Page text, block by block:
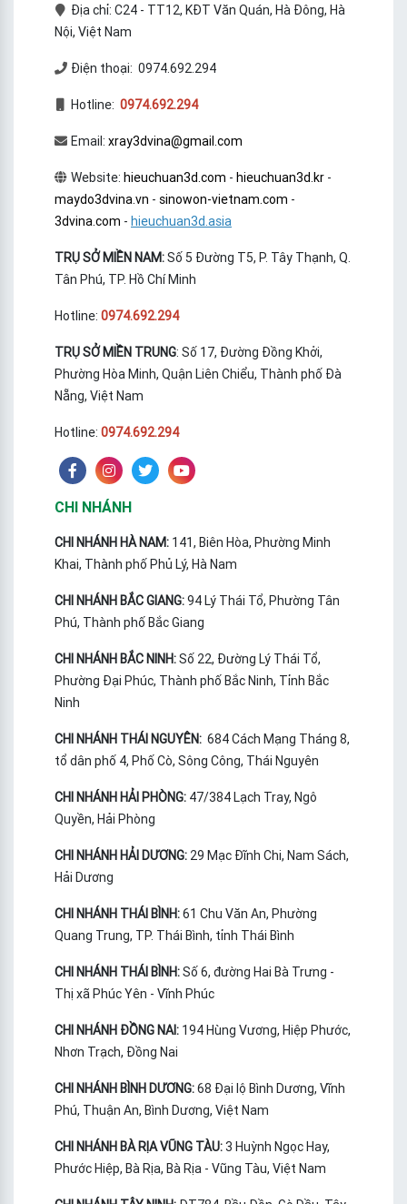
Địa chỉ: C24 - TT12, KĐT Văn Quán, Hà Đông, Hà
Nội, Việt Nam
Điện thoại: 0974.692.294
Hotline: 0974.692.294
Email: xray3dvina@gmail.com
Website: hieuchuan3d.com - hieuchuan3d.kr-
maydo3dvina.vn - sinowon-vietnam.com -
3dvina.com - hieuchuan3d.asia
TRỤ SỞ MIỀN NAM:Số 5 Đường T5, P. Tây Thạnh, Q.
Tân Phú, TP. Hồ Chí Minh
Hotline: 0974.692.294
TRỤ SỞ MIỀN TRUNG: Số 17, Đường Đồng Khởi,
Phường Hòa Minh, Quận Liên Chiểu, Thành phố Đà
Nẵng, Việt Nam
Hotline: 0974.692.294
CHI NHÁNH
CHI NHÁNH HÀ NAM: 141, Biên Hòa, Phường Minh
Khai, Thành phố Phủ Lý, Hà Nam
CHI NHÁNH BẮC GIANG:94 Lý Thái Tổ, Phường Tân
Phú, Thành phố Bắc Giang
CHI NHÁNH BẮC NINH:Số 22, Đường Lý Thái Tổ,
Phường Đại Phúc, Thành phố Bắc Ninh, Tỉnh Bắc
Ninh
CHI NHÁNH THÁI NGUYÊN: 684 Cách Mạng Tháng 8,
tổ dân phố 4, Phố Cò, Sông Công, Thái Nguyên
CHI NHÁNH HẢI PHÒNG: 47/384 Lạch Tray, Ngô
Quyền, Hải Phòng
CHI NHÁNH HẢI DƯƠNG: 29 Mạc Đĩnh Chi, Nam Sách,
Hải Dương
CHI NHÁNH THÁI BÌNH:61 Chu Văn An, Phường
Quang Trung, TP. Thái Bình, tỉnh Thái Bình
CHI NHÁNH THÁI BÌNH:Số 6, đường Hai Bà Trưng -
Thị xã Phúc Yên - Vĩnh Phúc
CHI NHÁNH ĐỒNG NAI: 194 Hùng Vương, Hiệp Phước,
Nhơn Trạch, Đồng Nai
CHI NHÁNH BÌNH DƯƠNG:68 Đại lộ Bình Dương, Vĩnh
Phú, Thuận An, Bình Dương, Việt Nam
CHI NHÁNH BÀ RỊA VŨNG TÀU:3 Huỳnh Ngọc Hay,
Phước Hiệp, Bà Rịa, Bà Rịa - Vũng Tàu, Việt Nam